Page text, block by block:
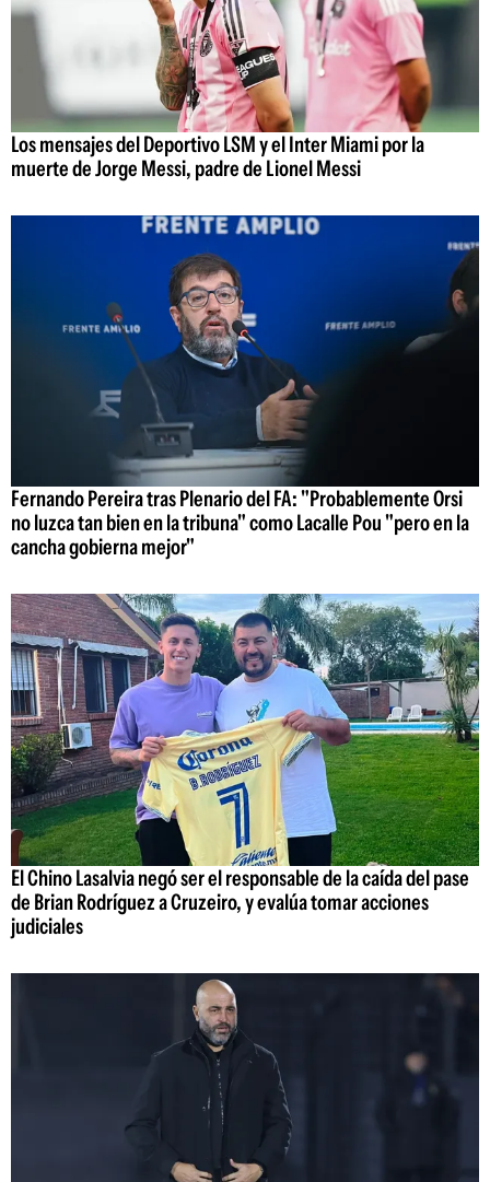
Los mensajes del Deportivo LSM y el Inter Miami por la
muerte de Jorge Messi, padre de Lionel Messi
Fernando Pereira tras Plenario del FA: "Probablemente Orsi
no luzca tan bien en la tribuna" como Lacalle Pou "pero en la
cancha gobierna mejor"
El Chino Lasalvia negó ser el responsable de la caída del pase
de Brian Rodríguez a Cruzeiro, y evalúa tomar acciones
judiciales